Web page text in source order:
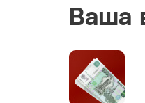
Ваша